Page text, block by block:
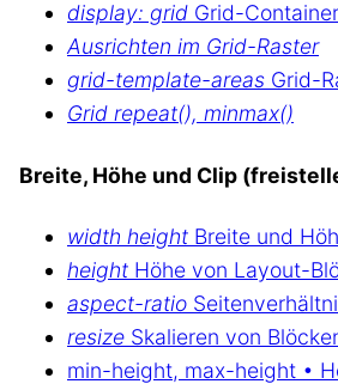
display: grid Grid-Container
Ausrichten im Grid-Raster
grid-template-areas Grid-
Grid repeat(), minmax()
Breite, Höhe und Clip
width height Breite und
height Höhe von Layout-
aspect-ratio
resize Skalieren von
min-height, max-height •